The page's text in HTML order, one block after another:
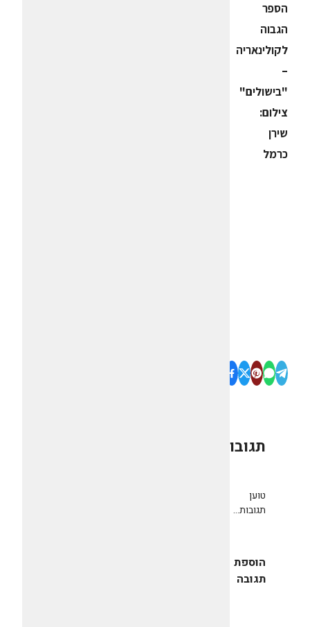
הספר
הגבוה
לקולינאריה
–
"בישולים"
צילום:
שירן
כרמל
תגובות
טוען
תגובות...
הוספת
תגובה